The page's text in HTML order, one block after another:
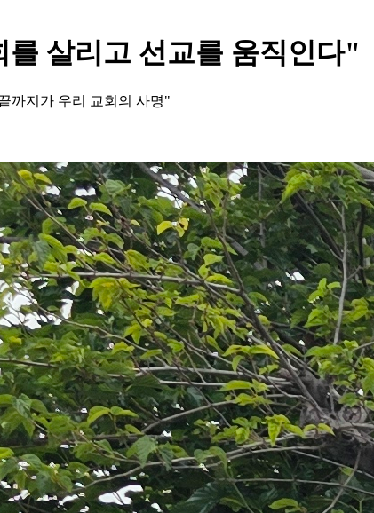
살리고 선교를 움직인다"
까지가 우리 교회의 사명"